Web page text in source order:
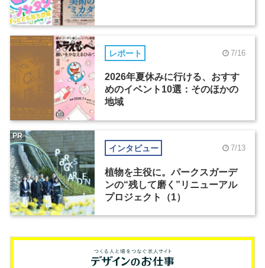
レポート 7/16
2026年夏休みに行ける、おすす
めのイベント10選：そのほかの
地域
インタビュー 7/13
植物を主役に。パークスガーデ
ンの“残して磨く”リニューアル
プロジェクト（1）
PR